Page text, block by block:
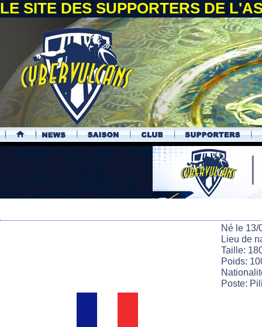
LE SITE DES SUPPORTERS DE
.
Né le 13/
Lieu de
Taille:
Poids:
Poste: